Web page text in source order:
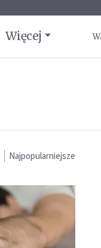
Więcej
Najpopularniejsze